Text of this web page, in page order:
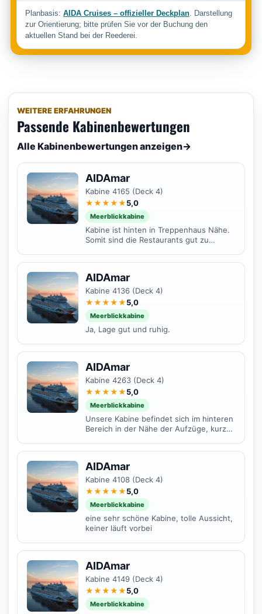
Planbasis: AIDA Cruises – offizieller Deckplan. Darstellung
zur Orientierung; bitte prüfen Sie vor der Buchung den
aktuellen Stand bei der Reederei.
WEITERE ERFAHRUNGEN
Passende Kabinenbewertungen
Alle Kabinenbewertungen anzeigen→
AIDAmar
Kabine 4165 (Deck 4)
★★★★★5,0
Meerblickkabine
Kabine ist hinten in Treppenhaus Nähe.
Somit sind die Restaurants gut zu
AIDAmar
Kabine 4136 (Deck 4)
★★★★★5,0
Meerblickkabine
Ja, Lage gut und ruhig.
AIDAmar
Kabine 4263 (Deck 4)
★★★★★5,0
Meerblickkabine
Unsere Kabine befindet sich im hinteren
Bereich in der Nähe der Aufzüge, kurze
AIDAmar
Kabine 4108 (Deck 4)
★★★★★5,0
Meerblickkabine
eine sehr schöne Kabine, tolle Aussicht,
keiner läuft vorbei
AIDAmar
Kabine 4149 (Deck 4)
★★★★★5,0
Meerblickkabine